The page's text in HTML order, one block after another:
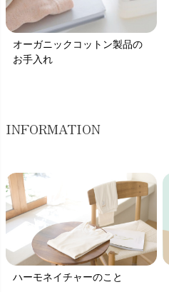
オーガニックコットン製品の
お手入れ
INFORMATION
ハーモネイチャーのこと